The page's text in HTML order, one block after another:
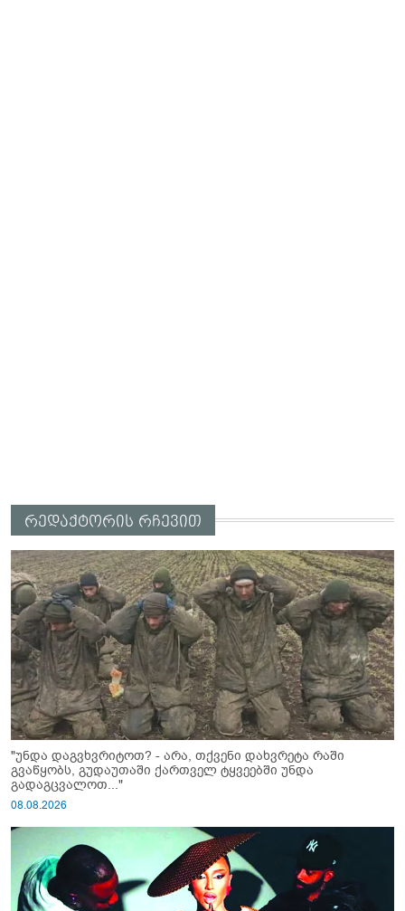
რედაქტორის რჩევით
"უნდა დაგვხვრიტოთ? - არა, თქვენი დახვრეტა რაში
გვაწყობს, გუდაუთაში ქართველ ტყვეებში უნდა
გადაგცვალოთ..."
08.08.2026